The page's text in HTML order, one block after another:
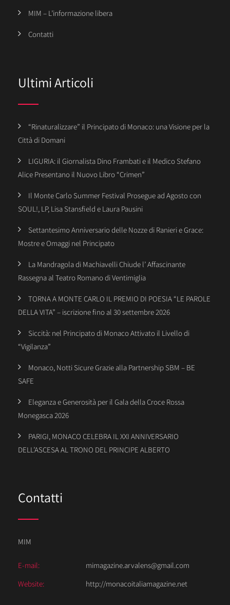
MIM – L’informazione libera
Contatti
Ultimi Articoli
“Rinaturalizzare” il Principato di Monaco: una Visione per la
Città di Domani
LIGURIA: il Giornalista Dino Frambati e il Medico Stefano
Alice Presentano il Nuovo Libro “Crimen”
Il Monte Carlo Summer Festival Prosegue ad Agosto con
SOUL!, LP, Lisa Stansfield e Laura Pausini
Settantesimo Anniversario delle Nozze di Ranieri e Grace:
Mostre e Omaggi nel Principato
La Mandragola di Machiavelli Chiude l’ Affascinante
Rassegna al Teatro Romano di Ventimiglia
TORNA A MONTE CARLO IL PREMIO DI POESIA “LE PAROLE
DELLA VITA” – iscrizione fino al 30 settembre 2026
Siccità: nel Principato di Monaco Attivato il Livello di
“Vigilanza”
Monaco, Notti Sicure Grazie alla Partnership SBM – BE
SAFE
Eleganza e Generosità per il Gala della Croce Rossa
Monegasca 2026
PARIGI, MONACO CELEBRA IL XXI ANNIVERSARIO
DELL’ASCESA AL TRONO DEL PRINCIPE ALBERTO
Contatti
MIM
E-mail:
mimagazine.arvalens@gmail.com
Website:
http://monacoitaliamagazine.net